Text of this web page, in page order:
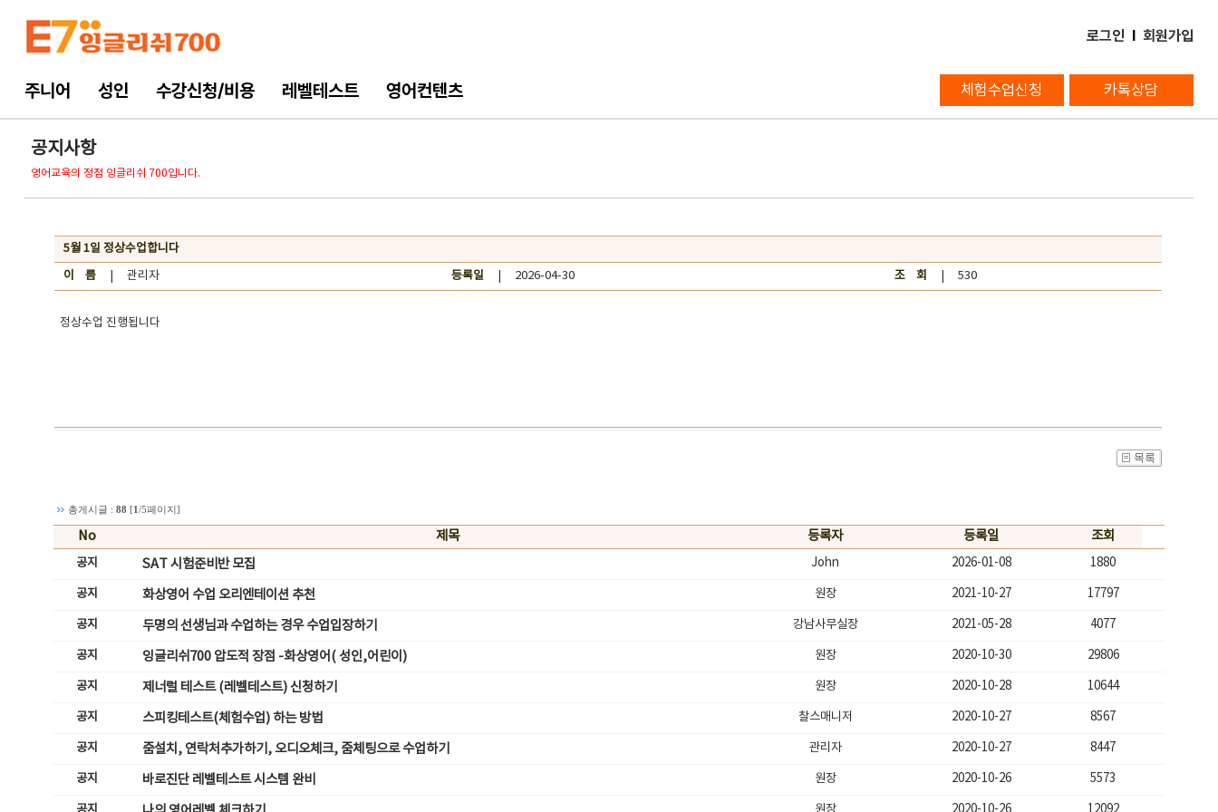
로그인 l 회원가입
주니어 성인 수강신청/비용 레벨테스트 영어컨텐츠 체험수업신청 카톡상담
공지사항
영어교육의 정점 잉글리쉬 700입니다.
5월 1일 정상수업합니다
이 름 | 관리자 등록일 | 2026-04-30 조 회 | 530
정상수업 진행됩니다
총게시글 :88 [1/5페이지]
No 제목 등록자 등록일 조회
공지 SAT 시험준비반 모집 John 2026-01-08 1880
공지 화상영어 수업 오리엔테이션 추천 원장 2021-10-27 17797
공지 두명의 선생님과 수업하는 경우 수업입장하기 강남사무실장 2021-05-28 4077
공지 잉글리쉬700 압도적 장점 -화상영어( 성인,어린이) 원장 2020-10-30 29806
공지 제너럴 테스트 (레벨테스트) 신청하기 원장 2020-10-28 10644
공지 스피킹테스트(체험수업) 하는 방법 찰스매니저 2020-10-27 8567
공지 줌설치, 연락처추가하기, 오디오체크, 줌체팅으로 수업하기 관리자 2020-10-27 8447
공지 바로진단 레벨테스트 시스템 완비 원장 2020-10-26 5573